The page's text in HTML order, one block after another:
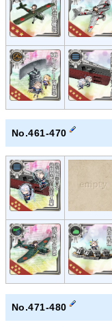
No.461-470
No.471-480